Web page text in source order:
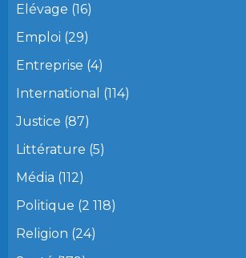
Elévage (16)
Emploi (29)
Entreprise (4)
International (114)
Justice (87)
Littérature (5)
Média (112)
Politique (2 118)
Religion (24)